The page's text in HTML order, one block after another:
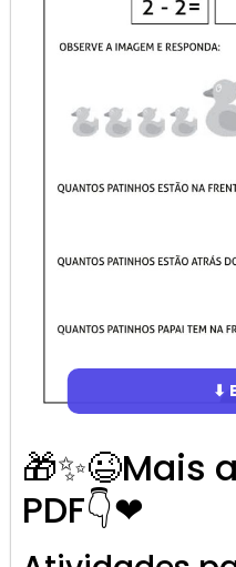
⬇
🎁✨😉Mais
PDF👇❤